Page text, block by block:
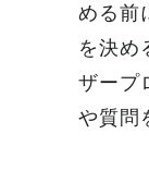
める前
を決め
ザープ
や質問